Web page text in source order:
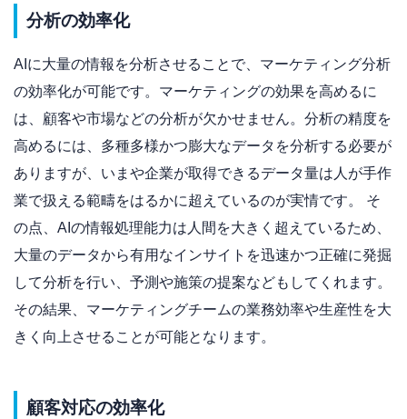
分析の効率化
AIに大量の情報を分析させることで、マーケティング分析
の効率化が可能です。マーケティングの効果を高めるに
は、顧客や市場などの分析が欠かせません。分析の精度を
高めるには、多種多様かつ膨大なデータを分析する必要が
ありますが、いまや企業が取得できるデータ量は人が手作
業で扱える範疇をはるかに超えているのが実情です。 そ
の点、AIの情報処理能力は人間を大きく超えているため、
大量のデータから有用なインサイトを迅速かつ正確に発掘
して分析を行い、予測や施策の提案などもしてくれます。
その結果、マーケティングチームの業務効率や生産性を大
きく向上させることが可能となります。
顧客対応の効率化